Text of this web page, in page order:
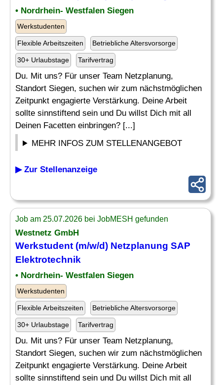
• Nordrhein- Westfalen Siegen
Werkstudenten
Flexible Arbeitszeiten Betriebliche Altersvorsorge
30+ Urlaubstage Tarifvertrag
Du. Mit uns? Für unser Team Netzplanung,
Standort Siegen, suchen wir zum nächstmöglichen
Zeitpunkt engagierte Verstärkung. Deine Arbeit
sollte sinnstiftend sein und Du willst Dich mit all
Deinen Facetten einbringen? [...]
MEHR INFOS ZUM STELLENANGEBOT
▶ Zur Stellenanzeige
Job am 25.07.2026 bei JobMESH gefunden
Westnetz GmbH
Werkstudent (m/w/d) Netzplanung SAP
Elektrotechnik
• Nordrhein- Westfalen Siegen
Werkstudenten
Flexible Arbeitszeiten Betriebliche Altersvorsorge
30+ Urlaubstage Tarifvertrag
Du. Mit uns? Für unser Team Netzplanung,
Standort Siegen, suchen wir zum nächstmöglichen
Zeitpunkt engagierte Verstärkung. Deine Arbeit
sollte sinnstiftend sein und Du willst Dich mit all